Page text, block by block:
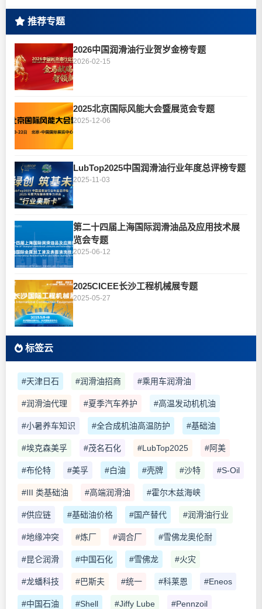
推荐专题
2026中国润滑油行业贺岁金榜专题
2026-02-15
2025北京国际风能大会暨展览会专题
2025-12-06
LubTop2025中国润滑油行业年度总评榜专题
2025-11-03
第二十四届上海国际润滑油品及应用技术展
览会专题
2025-06-12
2025CICEE长沙工程机械展专题
2025-05-27
标签云
#天津日石 #润滑油招商 #乘用车润滑油
#润滑油代理 #夏季汽车养护 #高温发动机机油
#小暑养车知识 #全合成机油高温防护 #基础油
#埃克森美孚 #茂名石化 #LubTop2025 #阿美
#布伦特 #美孚 #白油 #壳牌 #沙特 #S-Oil
#III 类基础油 #高端润滑油 #霍尔木兹海峡
#供应链 #基础油价格 #国产替代 #润滑油行业
#地缘冲突 #炼厂 #调合厂 #雪佛龙奥伦耐
#昆仑润滑 #中国石化 #雪佛龙 #火灾
#龙蟠科技 #巴斯夫 #统一 #科莱恩 #Eneos
#中国石油 #Shell #Jiffy Lube #Pennzoil